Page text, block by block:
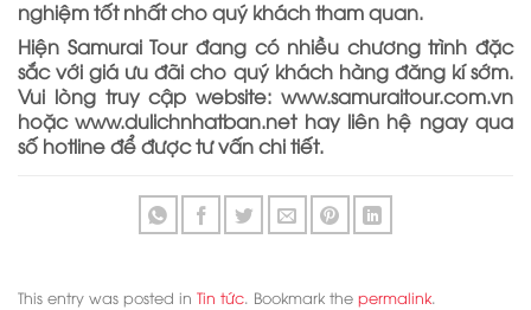
nghiệm tốt nhất cho quý khách tham quan.
Hiện Samurai Tour đang có nhiều chương trình đặc
sắc với giá ưu đãi cho quý khách hàng đăng kí sớm.
Vui lòng truy cập website: www.samuraitour.com.vn
hoặc www.dulichnhatban.net hay liên hệ ngay qua
số hotline để được tư vấn chi tiết.
This entry was posted in Tin tức. Bookmark the permalink.